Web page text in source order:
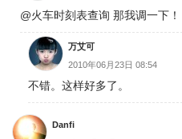
@火车时刻表查询 那我调一下！
万艾可
2010年06月23日 08:54
不错。这样好多了。
Danfi